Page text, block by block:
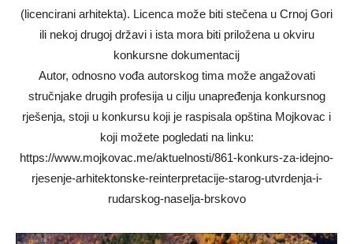
(licencirani arhitekta). Licenca može biti stečena u Crnoj Gori
ili nekoj drugoj državi i ista mora biti priložena u okviru
konkursne dokumentacij
Autor, odnosno vođa autorskog tima može angažovati
stručnjake drugih profesija u cilju unapređenja konkursnog
rješenja, stoji u konkursu koji je raspisala opština Mojkovac i
koji možete pogledati na linku:
https://www.mojkovac.me/aktuelnosti/861-konkurs-za-idejno-
rjesenje-arhitektonske-reinterpretacije-starog-utvrdenja-i-
rudarskog-naselja-brskovo